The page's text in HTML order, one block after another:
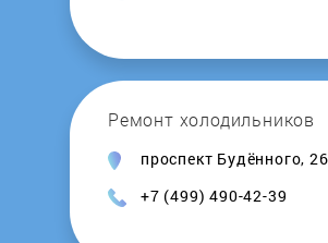
Ремонт холодильников
проспект Будённого,
+7 (499) 490-42-39